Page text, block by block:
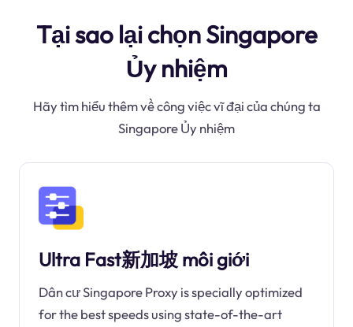
Tại sao lại chọn Singapore
Ủy nhiệm
Hãy tìm hiểu thêm về công việc vĩ đại của chúng ta
Singapore Ủy nhiệm
Ultra Fast新加坡 môi giới
Dân cư Singapore Proxy is specially optimized
for the best speeds using state-of-the-art